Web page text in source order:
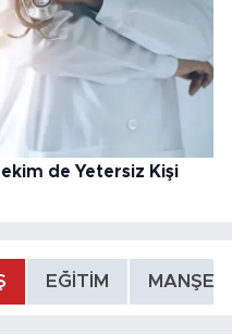
de Yetersiz Kişi
EĞİTİM MANŞET